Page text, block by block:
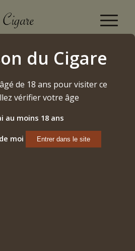
du Cigare
de 18 ans pour visiter ce
vérifier votre âge
au moins 18 ans
moi